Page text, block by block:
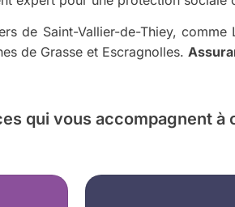
de Saint-Vallier-de-Thiey,
de Grasse et Escragnolles.
qui vous accompagnent à